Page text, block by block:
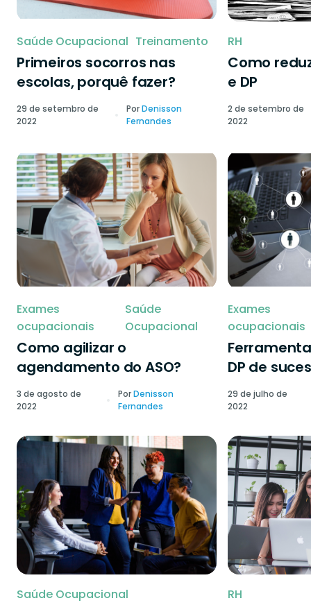
Saúde Ocupacional Treinamento
Primeiros socorros nas
escolas, porquê fazer?
29 de setembro de
2022
PorDenisson
Fernandes
RH
Como
e DP
2 de setembro de
2022
Exames
ocupacionais
Saúde
Ocupacional
Como agilizar o
agendamento do ASO?
3 de agosto de
2022
PorDenisson
Fernandes
Exames
ocupacionais
DP de
29 de julho de
2022
Saúde Ocupacional RH